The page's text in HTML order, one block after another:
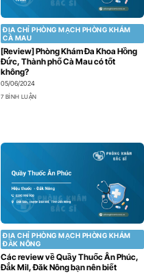
ĐỊA CHỈ PHÒNG MẠCH PHÒNG KHÁM
CÀ MAU
[Review] Phòng Khám Đa Khoa Hồng
Đức, Thành phố Cà Mau có tốt
không?
05/06/2024
7 BÌNH LUẬN
ĐỊA CHỈ PHÒNG MẠCH PHÒNG KHÁM
ĐẮK NÔNG
Các review về Quầy Thuốc Ân Phúc,
Đắk Mil, Đăk Nông bạn nên biết